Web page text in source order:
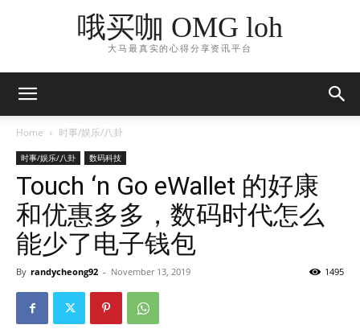
哦买咖 OMG loh
大马最真实的心得分享资讯平台
Home 时事/娱乐/八卦
时事/娱乐/八卦 数码科技
Touch ‘n Go eWallet 的好康
和优惠多多，数码时代怎么
能少了电子钱包
By randycheong92 - November 13, 2019 1495